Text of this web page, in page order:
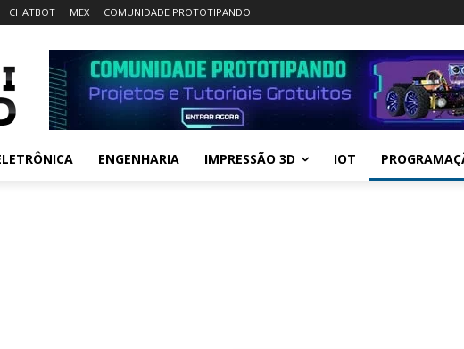
CHATBOT MEX COMUNIDADE PROTOTIPANDO
ENGENHARIA IMPRESSÃO 3D IOT